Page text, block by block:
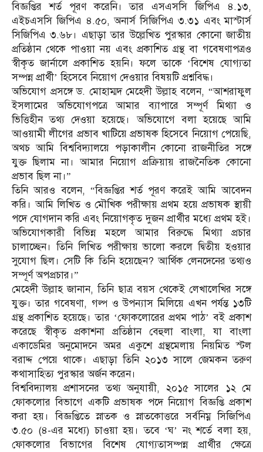
বিজ্ঞপ্তির শর্ত পূরণ করেনি। তার এসএসসি জিপিএ ৪.১৩,
এইচএসসি জিপিএ ৪.৫০, অনার্স সিজিপিএ ৩.৩১ এবং মাস্টার্স
সিজিপিএ ৩.৬৮। এছাড়া তার উল্লেখিত পুরস্কার কোনো জাতীয়
প্রতিষ্ঠান থেকে পাওয়া নয় এবং প্রকাশিত গ্রন্থ বা গবেষণাপত্রও
স্বীকৃত জার্নালে প্রকাশিত হয়নি। ফলে তাকে ‘বিশেষ যোগ্যতা
সম্পন্ন প্রার্থী’ হিসেবে নিয়োগ দেওয়ার বিষয়টি প্রশ্নবিদ্ধ।
অভিযোগ প্রসঙ্গে ড. মোহাম্মদ মেহেদী উল্লাহ বলেন, “আশরাফুল
ইসলামের অভিযোগপত্রে আমার ব্যাপারে সম্পূর্ণ মিথ্যা ও
ভিত্তিহীন তথ্য দেওয়া হয়েছে। অভিযোগে বলা হয়েছে আমি
আওয়ামী লীগের প্রভাব খাটিয়ে প্রভাষক হিসেবে নিয়োগ পেয়েছি,
অথচ আমি বিশ্ববিদ্যালয়ে পড়াকালীন কোনো রাজনীতির সঙ্গে
যুক্ত ছিলাম না। আমার নিয়োগ প্রক্রিয়ায় রাজনৈতিক কোনো
প্রভাব ছিল না।”
তিনি আরও বলেন, “বিজ্ঞপ্তির শর্ত পূরণ করেই আমি আবেদন
করি। আমি লিখিত ও মৌখিক পরীক্ষায় প্রথম হয়ে প্রভাষক স্থায়ী
পদে যোগদান করি এবং নিয়োগকৃত দুজন প্রার্থীর মধ্যে প্রথম হই।
অভিযোগকারী বিভিন্ন মহলে আমার বিরুদ্ধে মিথ্যা প্রচার
চালাচ্ছেন। তিনি লিখিত পরীক্ষায় ভালো করলে দ্বিতীয় হওয়ার
সুযোগ ছিল। সেটি কি তিনি হয়েছেন? আর্থিক লেনদেনের তথ্যও
সম্পূর্ণ অপপ্রচার।”
মেহেদী উল্লাহ জানান, তিনি ছাত্র বয়স থেকেই লেখালেখির সঙ্গে
যুক্ত। তার গবেষণা, গল্প ও উপন্যাস মিলিয়ে এখন পর্যন্ত ১৩টি
গ্রন্থ প্রকাশিত হয়েছে। তার ‘ফোকলোরের প্রথম পাঠ’ বই প্রকাশ
করেছে স্বীকৃত প্রকাশনা প্রতিষ্ঠান বেহুলা বাংলা, যা বাংলা
একাডেমির অনুমোদনে অমর একুশে গ্রন্থমেলায় নিয়মিত স্টল
বরাদ্দ পেয়ে থাকে। এছাড়া তিনি ২০১৩ সালে জেমকন তরুণ
কথাসাহিত্য পুরস্কার অর্জন করেন।
বিশ্ববিদ্যালয় প্রশাসনের তথ্য অনুযায়ী, ২০১৫ সালের ১২ মে
ফোকলোর বিভাগে একটি প্রভাষক পদে নিয়োগ বিজ্ঞপ্তি প্রকাশ
করা হয়। বিজ্ঞপ্তিতে স্নাতক ও স্নাতকোত্তরে সর্বনিম্ন সিজিপিএ
৩.৫০ (৪-এর মধ্যে) চাওয়া হয়। তবে ‘ঘ’ নং শর্তে বলা হয়,
ফোকলোর বিভাগের বিশেষ যোগ্যতাসম্পন্ন প্রার্থীর ক্ষেত্রে